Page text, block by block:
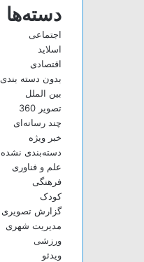
دسته‌ها
اجتماعی
اسلاید
اقتصادی
بدون دسته بندی
بین الملل
تصویر 360
چند رسانه‌ای
خبر ویژه
دسته‌بندی نشده
علم و فناوری
فرهنگی
کودک
گزارش تصویری
مدیریت شهری
ورزشی
ویدئو